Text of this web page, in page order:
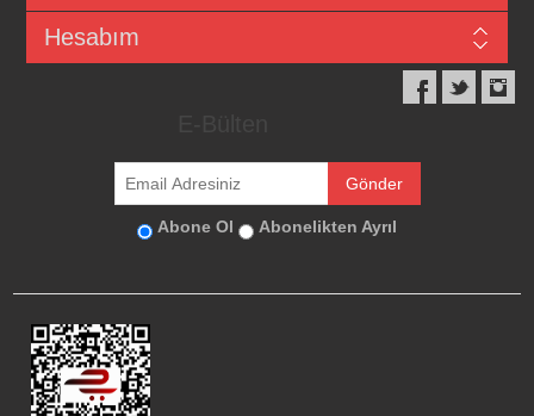
Hesabım
Abone Ol Abonelikten Ayrıl